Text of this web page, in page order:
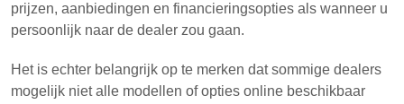
prijzen, aanbiedingen en financieringsopties als wanneer u
persoonlijk naar de dealer zou gaan.
Het is echter belangrijk op te merken dat sommige dealers
mogelijk niet alle modellen of opties online beschikbaar